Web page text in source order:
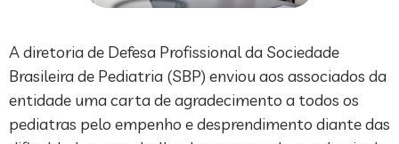
A diretoria de Defesa Profissional da Sociedade
Brasileira de Pediatria (SBP) enviou aos associados da
entidade uma carta de agradecimento a todos os
pediatras pelo empenho e desprendimento diante das